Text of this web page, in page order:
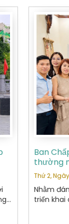
Ban
thường
nhiệm
Thứ 2,
Nhằm
triển